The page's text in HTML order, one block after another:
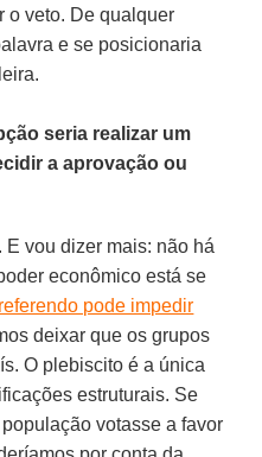
o veto. De qualquer
e se posicionaria
seria realizar um
a aprovação ou
E vou dizer mais: não há
econômico está se
pode impedir
deixar que os grupos
O plebiscito é a única
estruturais. Se
votasse a favor